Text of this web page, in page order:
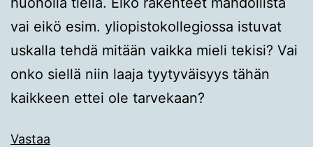
vai eikö esim. yliopistokollegiossa istuvat
uskalla tehdä mitään vaikka mieli tekisi? Vai
onko siellä niin laaja tyytyväisyys tähän
kaikkeen ettei ole tarvekaan?
Vastaa